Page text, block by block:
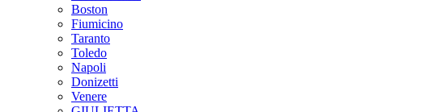
Boston
Fiumicino
Taranto
Toledo
Napoli
Donizetti
Venere